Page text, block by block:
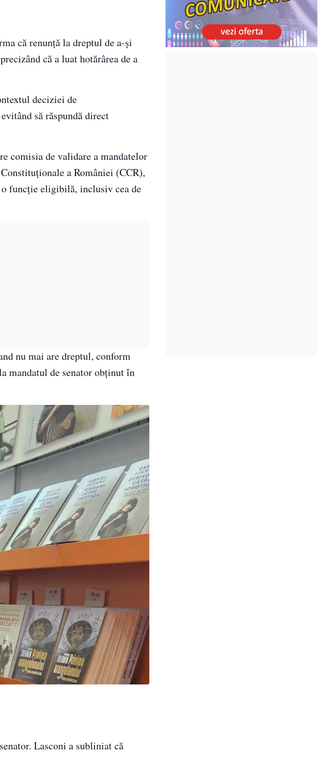
că renunță la dreptul de a-și
că a luat hotărârea de a
deciziei de
să răspundă direct
comisia de validare a mandatelor
a României (CCR),
funcție eligibilă, inclusiv cea de
nu mai are dreptul, conform
mandatul de senator obținut în
Lasconi a subliniat că